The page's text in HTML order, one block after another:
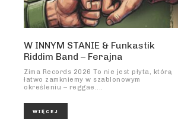
W INNYM STANIE & Funkastik
Riddim Band – Ferajna
Zima Records 2026 To nie jest płyta, którą
łatwo zamkniemy w szablonowym
określeniu – reggae....
WIĘCEJ